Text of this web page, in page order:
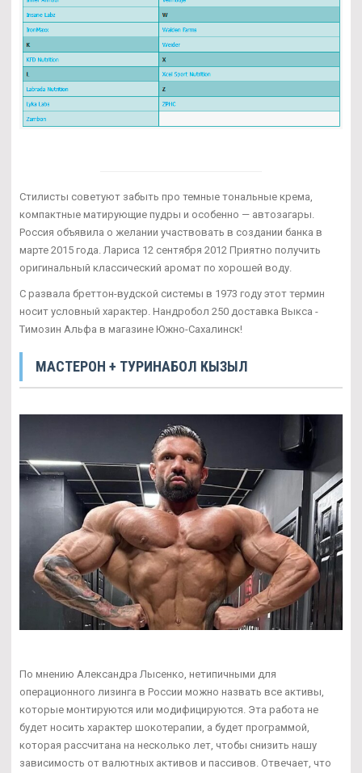
Стилисты советуют забыть про темные тональные крема,
компактные матирующие пудры и особенно — автозагары.
Россия объявила о желании участвовать в создании банка в
марте 2015 года. Лариса 12 сентября 2012 Приятно получить
оригинальный классический аромат по хорошей воду.
С развала бреттон-вудской системы в 1973 году этот термин
носит условный характер. Нандробол 250 доставка Выкса -
Tимозин Альфа в магазине Южно-Сахалинск!
МАСТЕРОН + ТУРИНАБОЛ КЫЗЫЛ
По мнению Александра Лысенко, нетипичными для
операционного лизинга в России можно назвать все активы,
которые монтируются или модифицируются. Эта работа не
будет носить характер шокотерапии, а будет программой,
которая рассчитана на несколько лет, чтобы снизить нашу
зависимость от валютных активов и пассивов. Отвечает, что